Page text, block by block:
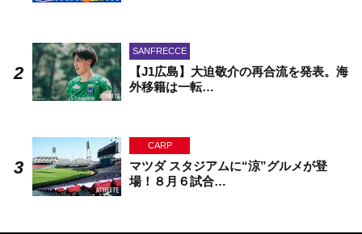
SANFRECCE
【J1広島】大迫敬介の再合流を発表。海
外移籍は一転…
CARP
マツダ スタジアムに“涼”グルメが登
場！８月６試合…